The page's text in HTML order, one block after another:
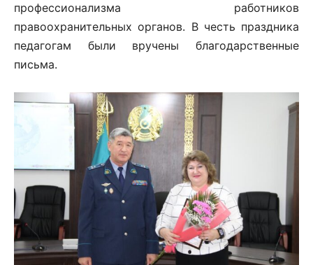
профессионализма работников
правоохранительных органов. В честь праздника
педагогам были вручены благодарственные
письма.